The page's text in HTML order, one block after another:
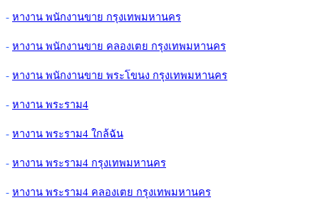
- หางาน พนักงานขาย กรุงเทพมหานคร
- หางาน พนักงานขาย คลองเตย กรุงเทพมหานคร
- หางาน พนักงานขาย พระโขนง กรุงเทพมหานคร
- หางาน พระราม4
- หางาน พระราม4 ใกล้ฉัน
- หางาน พระราม4 กรุงเทพมหานคร
- หางาน พระราม4 คลองเตย กรุงเทพมหานคร